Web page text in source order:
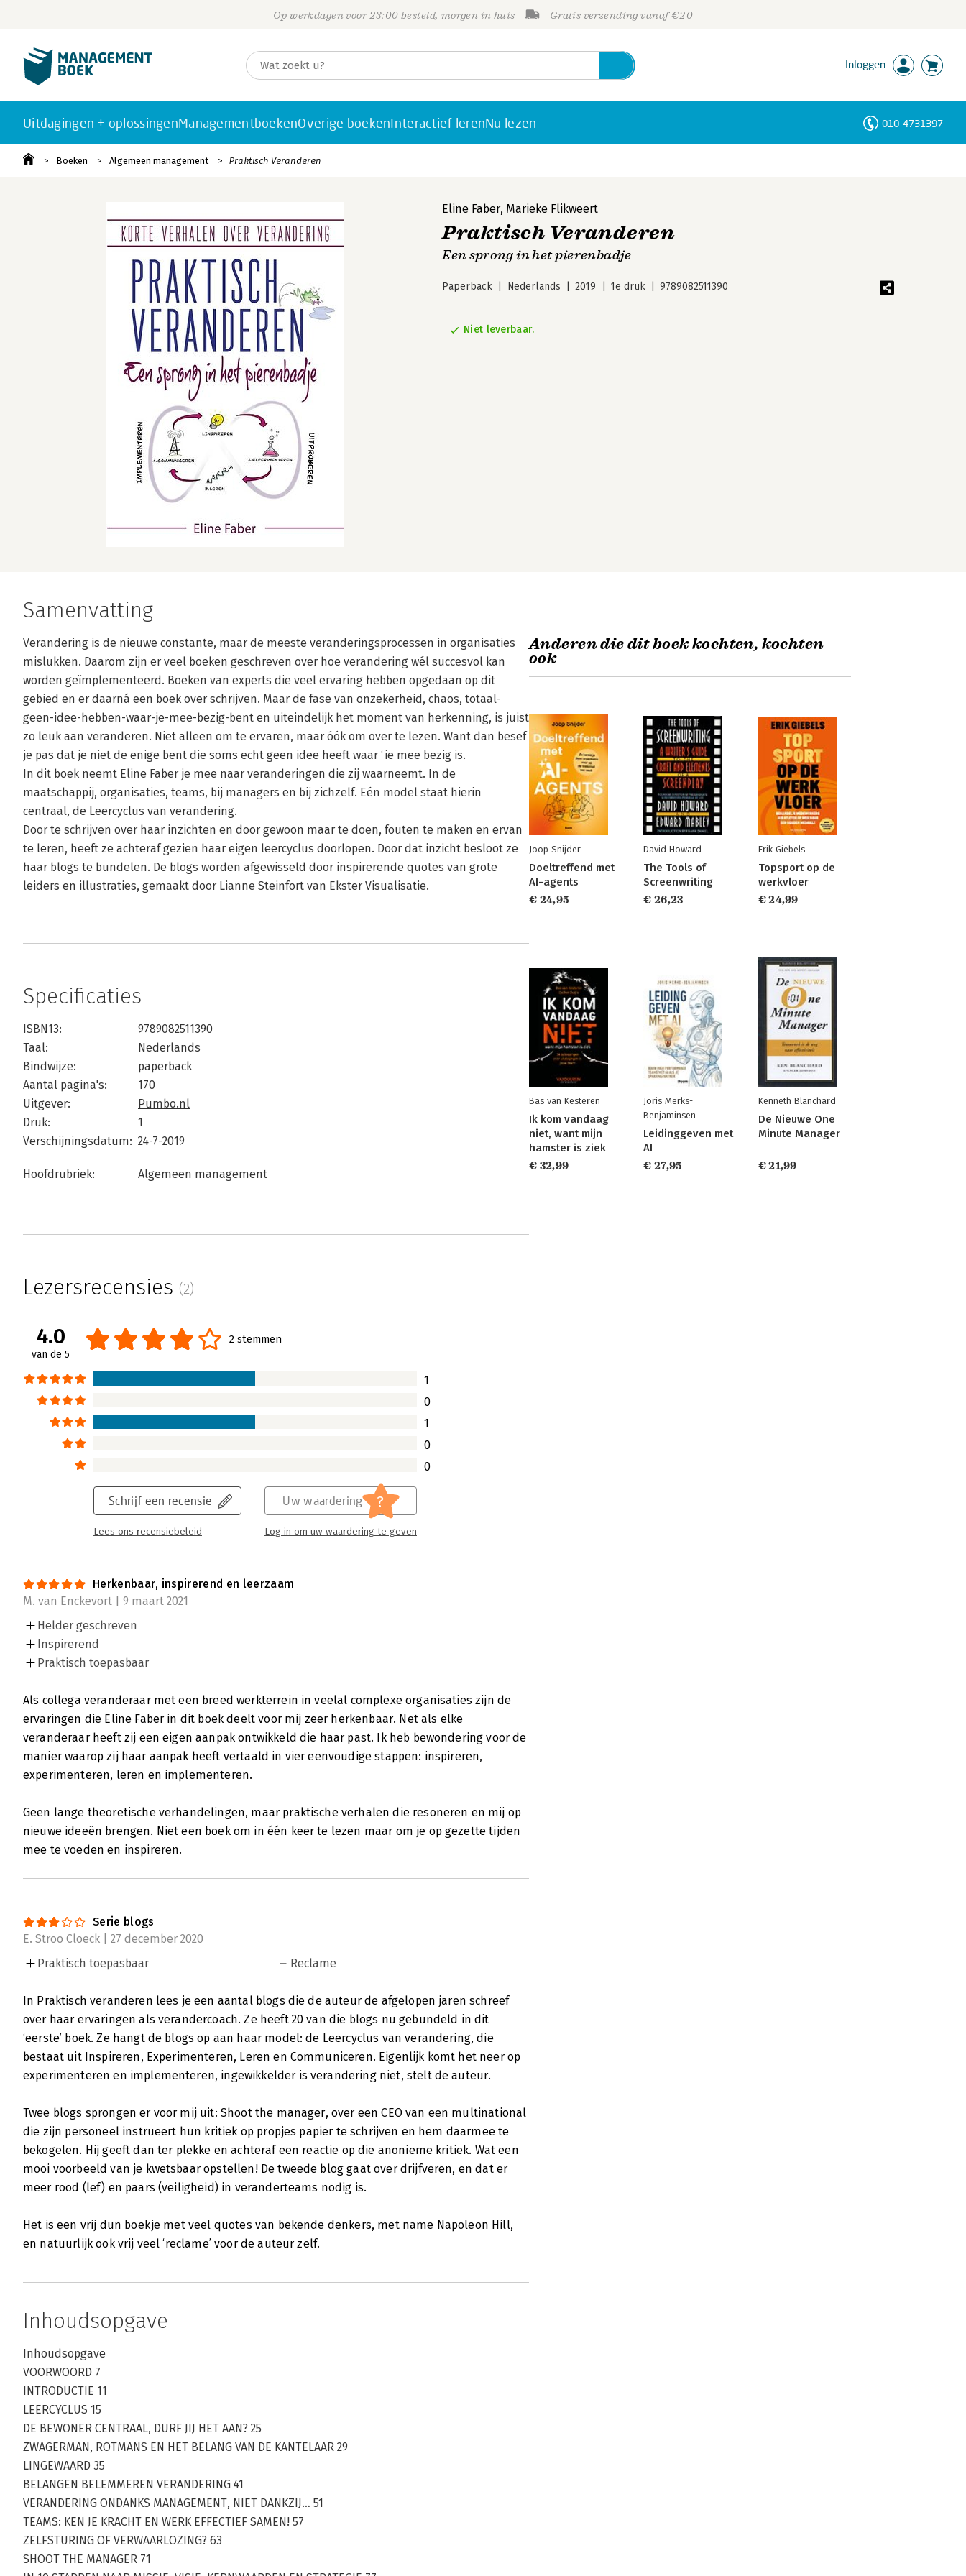
Op werkdagen voor 23:00 besteld, morgen in huis Gratis verzending vanaf €20
Inloggen
Uitdagingen + oplossingenManagementboekenOverige boekenInteractief lerenNu lezen 010-4731397
Boeken Algemeen management Praktisch Veranderen
Eline Faber, Marieke Flikweert
Praktisch Veranderen
Een sprong in het pierenbadje
Paperback Nederlands 2019 1e druk 9789082511390
Niet leverbaar.
Samenvatting
Verandering is de nieuwe constante, maar de meeste veranderingsprocessen in organisaties
mislukken. Daarom zijn er veel boeken geschreven over hoe verandering wél succesvol kan
worden geïmplementeerd. Boeken van experts die veel ervaring hebben opgedaan op dit
gebied en er daarná een boek over schrijven. Maar de fase van onzekerheid, chaos, totaal-
geen-idee-hebben-waar-je-mee-bezig-bent en uiteindelijk het moment van herkenning, is juist
zo leuk aan veranderen. Niet alleen om te ervaren, maar óók om over te lezen. Want dan besef
je pas dat je niet de enige bent die soms echt geen idee heeft waar ‘ie mee bezig is.
In dit boek neemt Eline Faber je mee naar veranderingen die zij waarneemt. In de
maatschappij, organisaties, teams, bij managers en bij zichzelf. Eén model staat hierin
centraal, de Leercyclus van verandering.
Door te schrijven over haar inzichten en door gewoon maar te doen, fouten te maken en ervan
te leren, heeft ze achteraf gezien haar eigen leercyclus doorlopen. Door dat inzicht besloot ze
haar blogs te bundelen. De blogs worden afgewisseld door inspirerende quotes van grote
leiders en illustraties, gemaakt door Lianne Steinfort van Ekster Visualisatie.
Specificaties
ISBN13:
9789082511390
Taal:
Nederlands
Bindwijze:
paperback
Aantal pagina's:
170
Uitgever:
Pumbo.nl
Druk:
1
Verschijningsdatum: 24-7-2019
Hoofdrubriek: Algemeen management
Lezersrecensies (2)
4.0
van de 5
2 stemmen
1
0
1
0
0
Schrijf een recensie
Lees ons recensiebeleid
Uw waardering ?
Log in om uw waardering te geven
Herkenbaar, inspirerend en leerzaam
M. van Enckevort | 9 maart 2021
Helder geschreven
Inspirerend
Praktisch toepasbaar
Als collega veranderaar met een breed werkterrein in veelal complexe organisaties zijn de
ervaringen die Eline Faber in dit boek deelt voor mij zeer herkenbaar. Net als elke
veranderaar heeft zij een eigen aanpak ontwikkeld die haar past. Ik heb bewondering voor de
manier waarop zij haar aanpak heeft vertaald in vier eenvoudige stappen: inspireren,
experimenteren, leren en implementeren.
Geen lange theoretische verhandelingen, maar praktische verhalen die resoneren en mij op
nieuwe ideeën brengen. Niet een boek om in één keer te lezen maar om je op gezette tijden
mee te voeden en inspireren.
Serie blogs
E. Stroo Cloeck | 27 december 2020
Praktisch toepasbaar
Reclame
In Praktisch veranderen lees je een aantal blogs die de auteur de afgelopen jaren schreef
over haar ervaringen als verandercoach. Ze heeft 20 van die blogs nu gebundeld in dit
‘eerste’ boek. Ze hangt de blogs op aan haar model: de Leercyclus van verandering, die
bestaat uit Inspireren, Experimenteren, Leren en Communiceren. Eigenlijk komt het neer op
experimenteren en implementeren, ingewikkelder is verandering niet, stelt de auteur.
Twee blogs sprongen er voor mij uit: Shoot the manager, over een CEO van een multinational
die zijn personeel instrueert hun kritiek op propjes papier te schrijven en hem daarmee te
bekogelen. Hij geeft dan ter plekke en achteraf een reactie op die anonieme kritiek. Wat een
mooi voorbeeld van je kwetsbaar opstellen! De tweede blog gaat over drijfveren, en dat er
meer rood (lef) en paars (veiligheid) in veranderteams nodig is.
Het is een vrij dun boekje met veel quotes van bekende denkers, met name Napoleon Hill,
en natuurlijk ook vrij veel ‘reclame’ voor de auteur zelf.
Inhoudsopgave
Inhoudsopgave
VOORWOORD 7
INTRODUCTIE 11
LEERCYCLUS 15
DE BEWONER CENTRAAL, DURF JIJ HET AAN? 25
ZWAGERMAN, ROTMANS EN HET BELANG VAN DE KANTELAAR 29
LINGEWAARD 35
BELANGEN BELEMMEREN VERANDERING 41
VERANDERING ONDANKS MANAGEMENT, NIET DANKZIJ… 51
TEAMS: KEN JE KRACHT EN WERK EFFECTIEF SAMEN! 57
ZELFSTURING OF VERWAARLOZING? 63
SHOOT THE MANAGER 71
Anderen die dit boek kochten, kochten
ook
Joop Snijder
Doeltreffend met
AI-agents
€ 24,95
David Howard
The Tools of
Screenwriting
€ 26,23
Erik Giebels
Topsport op de
werkvloer
€ 24,99
Bas van Kesteren
Ik kom vandaag
niet, want mijn
hamster is ziek
€ 32,99
Joris Merks-
Benjaminsen
Leidinggeven met
AI
€ 27,95
Kenneth Blanchard
De Nieuwe One
Minute Manager
€ 21,99
Personen